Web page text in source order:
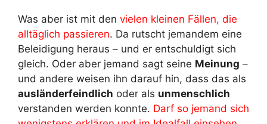
Was aber ist mit den vielen kleinen Fällen, die
alltäglich passieren. Da rutscht jemandem eine
Beleidigung heraus – und er entschuldigt sich
gleich. Oder aber jemand sagt seine Meinung –
und andere weisen ihn darauf hin, dass das als
ausländerfeindlich oder als unmenschlich
verstanden werden konnte. Darf so jemand sich